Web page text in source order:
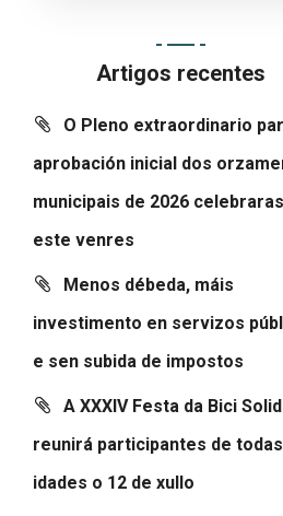
Artigos recentes
O Pleno extraordinario
aprobación inicial dos
municipais de 2026
este venres
Menos débeda, máis
investimento en servizos
e sen subida de impostos
A XXXIV Festa da Bici
reunirá participantes de
idades o 12 de xullo